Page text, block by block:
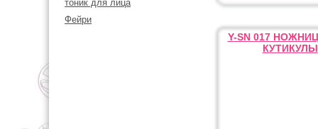
тоник для лица
Фейри
Y-SN 017
КУТИКУЛЫ